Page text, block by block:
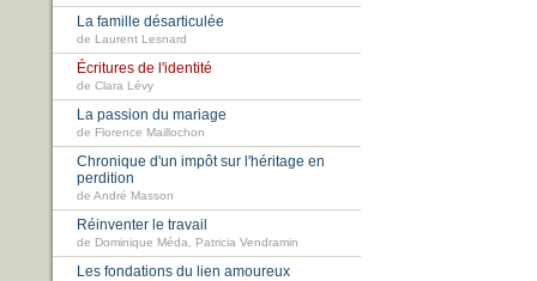
La famille désarticulée
de Laurent Lesnard
Écritures de l'identité
de Clara Lévy
La passion du mariage
de Florence Maillochon
Chronique d'un impôt sur l'héritage en
perdition
de André Masson
Réinventer le travail
de Dominique Méda, Patricia Vendramin
Les fondations du lien amoureux